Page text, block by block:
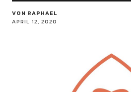
VON RAPHAEL
APRIL 12, 2020